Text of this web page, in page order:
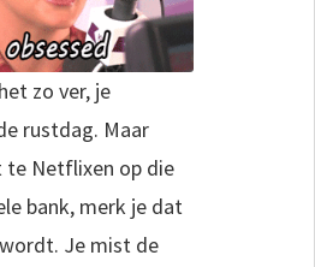
zo ver, je
rustdag. Maar
Netflixen op die
bank, merk je dat
Je mist de